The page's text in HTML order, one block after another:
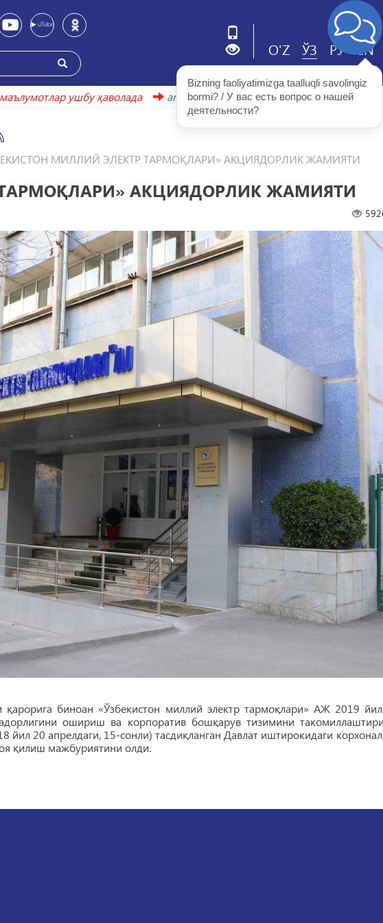
O'Z ЎЗ РУ EN
маълумотлар ушбу ҳаволада
arxiv.uzbekistonmet.uz
МИЛЛИЙ ЭЛЕКТР ТАРМОҚЛАРИ» АКЦИЯДОРЛИК ЖАМИЯТИ
АКЦИЯДОРЛИК ЖАМИЯТИ
биноан «Ўзбекистон миллий электр тармоқлари» АЖ 2019
ошириш ва корпоратив бошқарув тизимини
20 апрелдаги, 15-сонли) тасдиқланган Давлат иштирокидаги
қилиш мажбуриятини олди.
Bizning faoliyatimizga taalluqli savolingiz
bormi? / У вас есть вопрос о нашей
деятельности?